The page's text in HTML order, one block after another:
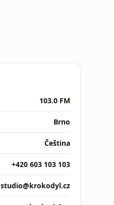
103.0 FM
Brno
Čeština
+420 603 103 103
studio@krokodyl.cz